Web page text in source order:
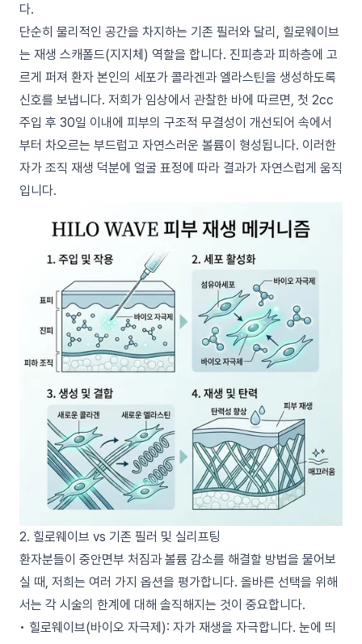
다.
단순히 물리적인 공간을 차지하는 기존 필러와 달리, 힐로웨이브
는 재생 스캐폴드(지지체) 역할을 합니다. 진피층과 피하층에 고
르게 퍼져 환자 본인의 세포가 콜라겐과 엘라스틴을 생성하도록
신호를 보냅니다. 저희가 임상에서 관찰한 바에 따르면, 첫 2cc
주입 후 30일 이내에 피부의 구조적 무결성이 개선되어 속에서
부터 차오르는 부드럽고 자연스러운 볼륨이 형성됩니다. 이러한
자가 조직 재생 덕분에 얼굴 표정에 따라 결과가 자연스럽게 움직
입니다.
2. 힐로웨이브 vs 기존 필러 및 실리프팅
환자분들이 중안면부 처짐과 볼륨 감소를 해결할 방법을 물어보
실 때, 저희는 여러 가지 옵션을 평가합니다. 올바른 선택을 위해
서는 각 시술의 한계에 대해 솔직해지는 것이 중요합니다.
• 힐로웨이브(바이오 자극제): 자가 재생을 자극합니다. 눈에 띄